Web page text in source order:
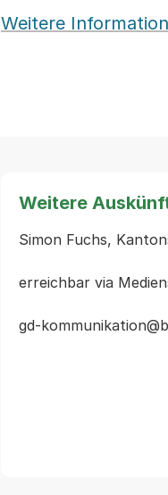
Weitere
Weitere
Simon Fuchs,
erreichbar via